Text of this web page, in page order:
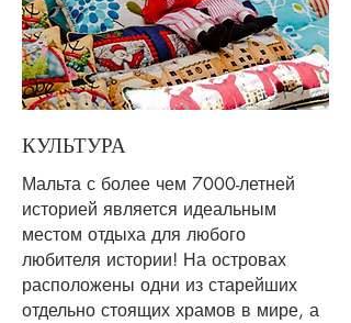
КУЛЬТУРА
Мальта с более чем 7000-летней
историей является идеальным
местом отдыха для любого
любителя истории! На островах
расположены одни из старейших
отдельно стоящих храмов в мире, а